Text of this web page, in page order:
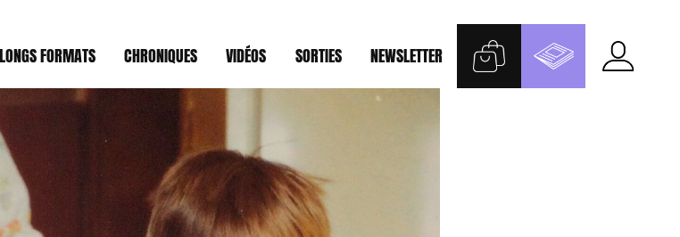
LONGS FORMATS CHRONIQUES VIDÉOS SORTIES NEWSLETTER